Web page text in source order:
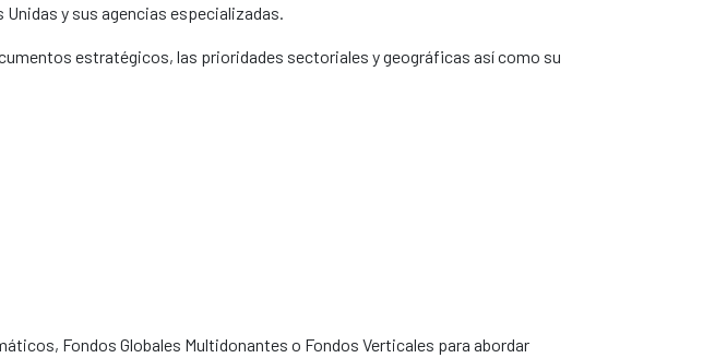
y sus agencias especializadas.
estratégicos, las prioridades sectoriales y geográficas así como su
Fondos Globales Multidonantes o Fondos Verticales para abordar